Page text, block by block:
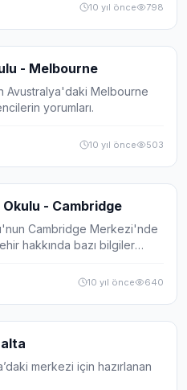
10 yıl önce 798
- Melbourne
Avustralya'daki Melbourne
yorumları.
10 yıl önce 503
- Cambridge
Cambridge Merkezi'nde
hakkında bazı bilgiler
10 yıl önce 640
merkezi için hazırlanan